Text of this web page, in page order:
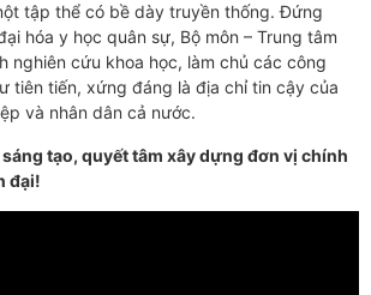
tập thể có bề dày truyền thống. Đứng
hóa y học quân sự, Bộ môn – Trung tâm
nghiên cứu khoa học, làm chủ các công
tiên tiến, xứng đáng là địa chỉ tin cậy của
và nhân dân cả nước.
tạo, quyết tâm xây dựng đơn vị chính
đại!